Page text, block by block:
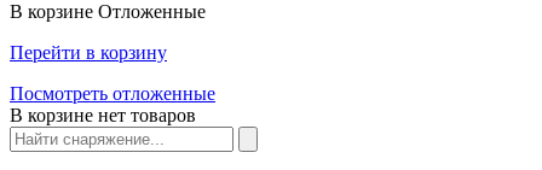
В корзине Отложенные
Перейти в корзину
Посмотреть отложенные
В корзине нет товаров